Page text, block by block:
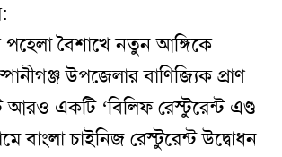
পহেলা বৈশাখে নতুন আঙ্গিকে
উপজেলার বাণিজ্যিক প্রাণ
আরও একটি ‘বিলিফ রেস্টুরেন্ট এণ্ড
বাংলা চাইনিজ রেস্টুরেন্ট উদ্বোধন